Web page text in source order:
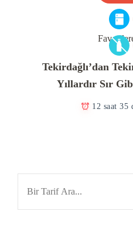
Tekirdağlı’dan
Yıllardır Sır
12 saat 35